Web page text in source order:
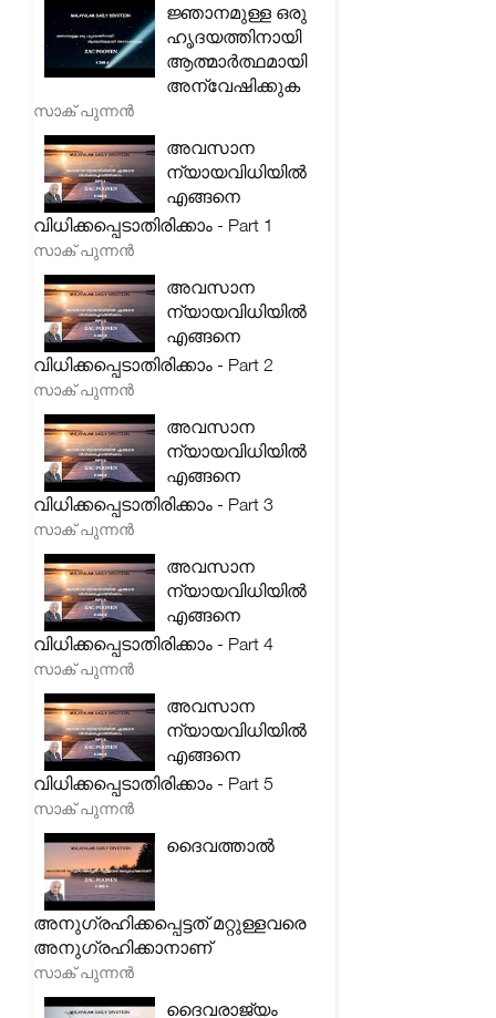
ജ്ഞാനമുള്ള ഒരു
ഹൃദയത്തിനായി
ആത്മാർത്ഥമായി
അന്വേഷിക്കുക
സാക് പുന്നൻ
അവസാന
ന്യായവിധിയിൽ
എങ്ങനെ
വിധിക്കപ്പെടാതിരിക്കാം - Part 1
സാക് പുന്നൻ
അവസാന
ന്യായവിധിയിൽ
എങ്ങനെ
വിധിക്കപ്പെടാതിരിക്കാം - Part 2
സാക് പുന്നൻ
അവസാന
ന്യായവിധിയിൽ
എങ്ങനെ
വിധിക്കപ്പെടാതിരിക്കാം - Part 3
സാക് പുന്നൻ
അവസാന
ന്യായവിധിയിൽ
എങ്ങനെ
വിധിക്കപ്പെടാതിരിക്കാം - Part 4
സാക് പുന്നൻ
അവസാന
ന്യായവിധിയിൽ
എങ്ങനെ
വിധിക്കപ്പെടാതിരിക്കാം - Part 5
സാക് പുന്നൻ
ദൈവത്താൽ
അനുഗ്രഹിക്കപ്പെട്ടത് മറ്റുള്ളവരെ
അനുഗ്രഹിക്കാനാണ്
സാക് പുന്നൻ
ദൈവരാജ്യം